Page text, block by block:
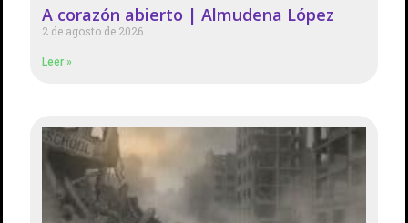
A corazón abierto | Almudena López
2 de agosto de 2026
Leer »